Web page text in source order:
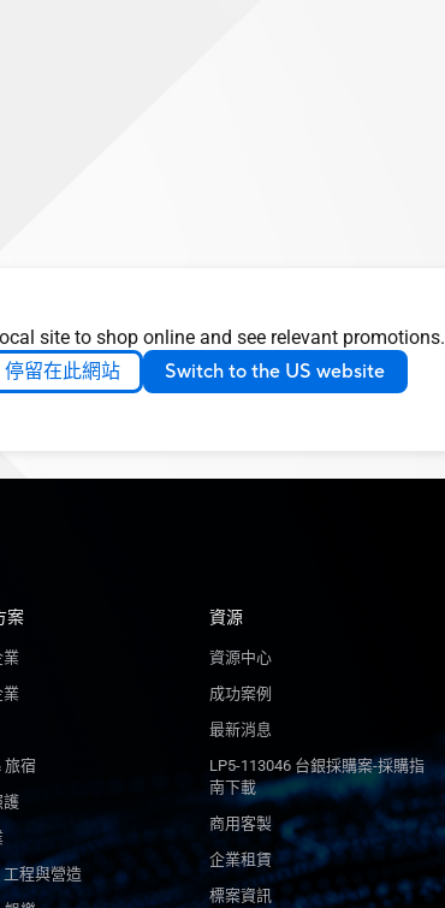
site to shop online and see relevant promotions.
停留在此網站 Switch to the US website
案
業
業
旅宿
護
工程與營造
資源
資源中心
成功案例
最新消息
LP5-113046 台銀採購案-採購指
南下載
商用客製
企業租賃
標案資訊